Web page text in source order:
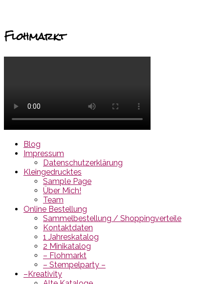
Flohmarkt
Blog
Impressum
Datenschutzerklärung
Kleingedrucktes
Sample Page
Über Mich!
Team
Online Bestellung
Sammelbestellung / Shoppingverteile
Kontaktdaten
1 Jahreskatalog
2 Minikatalog
– Flohmarkt
– Stempelparty –
–Kreativity